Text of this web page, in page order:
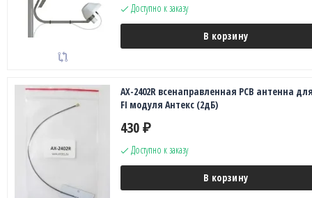
Доступно к заказу
В корзину
AX-2402R всенаправленная PCB антенна
FI модуля Антекс (2дБ)
430 ₽
Доступно к заказу
В корзину